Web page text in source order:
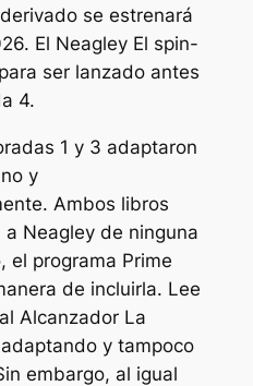
se estrenará
El NeagleyEl spin-
ser lanzado antes
4.
1 y 3 adaptaron
y
Ambos libros
Neagley de ninguna
el programa Prime
de incluirla. Lee
AlcanzadorLa
y tampoco
embargo, al igual